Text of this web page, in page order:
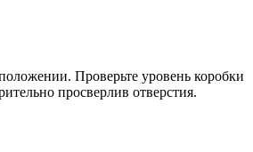
Проверьте уровень коробки
просверлив отверстия.